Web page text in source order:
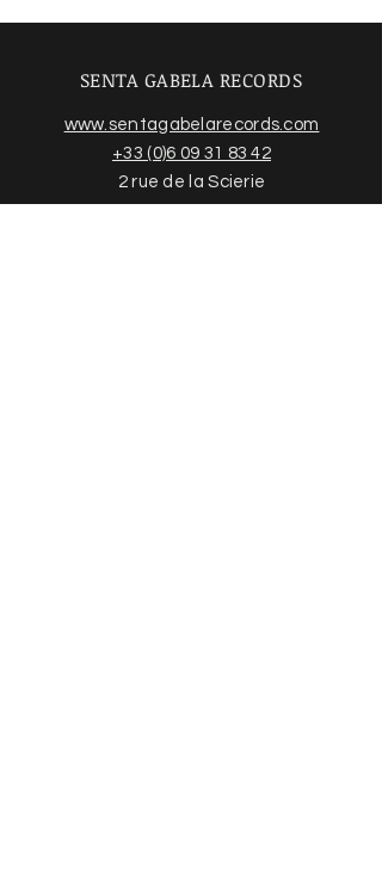
SENTA GABELA RECORDS
www.sentagabelarecords.com
+33 (0)6 09 31 83 42
2 rue de la Scierie